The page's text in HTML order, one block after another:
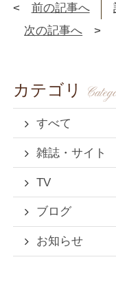
前の記事へ
次の記事へ
カテゴリ
すべて
雑誌・サイト
TV
ブログ
お知らせ
お問い合
【受
ご